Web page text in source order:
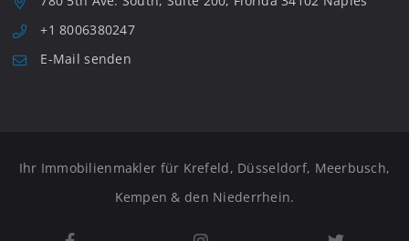
+1 8006380247
E-Mail senden
Ihr Immobilienmakler für Krefeld, Düsseldorf, Meerbusch,
Kempen & den Niederrhein.